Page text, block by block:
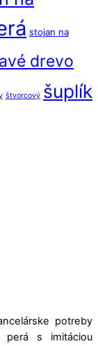
stojan na
drevo
štvorcový šuplík
potreby
perá s imitáciou